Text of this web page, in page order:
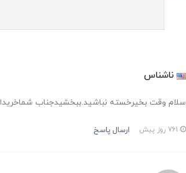
ناشناس
سلام وقت بخیرخسته نباشید.ببخشیدجناب شماخریداری هم
ارسال پاسخ